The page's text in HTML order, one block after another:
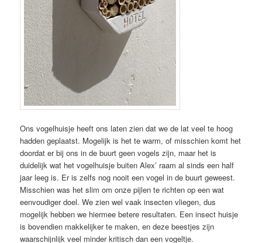
Ons vogelhuisje heeft ons laten zien dat we de lat veel te hoog
hadden geplaatst. Mogelijk is het te warm, of misschien komt het
doordat er bij ons in de buurt geen vogels zijn, maar het is
duidelijk wat het vogelhuisje buiten Alex’ raam al sinds een half
jaar leeg is. Er is zelfs nog nooit een vogel in de buurt geweest.
Misschien was het slim om onze pijlen te richten op een wat
eenvoudiger doel. We zien wel vaak insecten vliegen, dus
mogelijk hebben we hiermee betere resultaten. Een insect huisje
is bovendien makkelijker te maken, en deze beestjes zijn
waarschijnlijk veel minder kritisch dan een vogeltje.